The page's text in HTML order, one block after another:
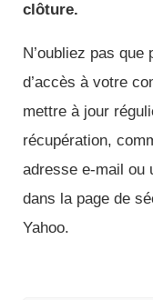
clôture.
N’oubliez pas
d’accès à votre
mettre à jour
récupération,
adresse e-mail ou
dans la page de
Yahoo.